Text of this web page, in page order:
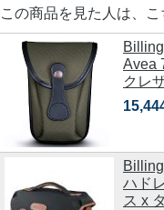
この商品を見た人は、
Avea
クレ
ハド
ス x